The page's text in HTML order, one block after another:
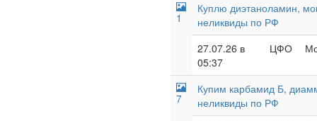
1
Куплю диэтаноламин,
неликвиды по РФ
27.07.26 в
05:37
ЦФО
7
Купим карбамид Б,
неликвиды по РФ